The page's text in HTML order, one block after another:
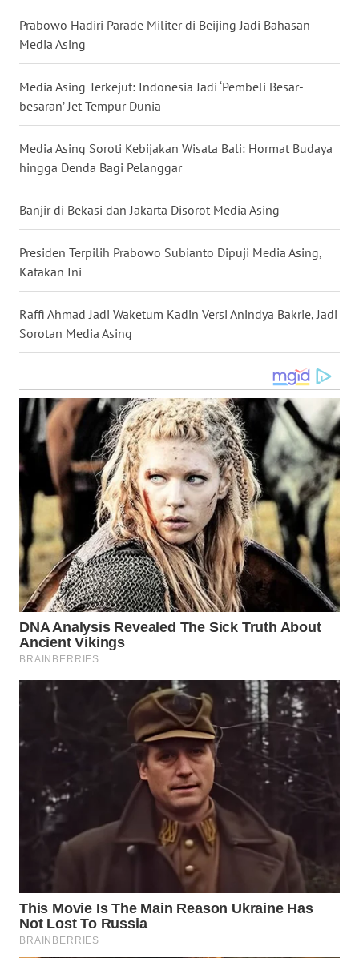
Prabowo Hadiri Parade Militer di Beijing Jadi Bahasan
Media Asing
Media Asing Terkejut: Indonesia Jadi ‘Pembeli Besar-
besaran’ Jet Tempur Dunia
Media Asing Soroti Kebijakan Wisata Bali: Hormat Budaya
hingga Denda Bagi Pelanggar
Banjir di Bekasi dan Jakarta Disorot Media Asing
Presiden Terpilih Prabowo Subianto Dipuji Media Asing,
Katakan Ini
Raffi Ahmad Jadi Waketum Kadin Versi Anindya Bakrie, Jadi
Sorotan Media Asing
WN
NUSANTARA
WN
JOGJA
JATIM
BALI
WN
KALBAR
WN
KALTENG
KALTARA
WN
KALSEL
WN
KALTIM
WN
SULSEL
WN
GORONTALO
SULUT
MALUKU
WN
MALUT
WN
DANAU
TOBA